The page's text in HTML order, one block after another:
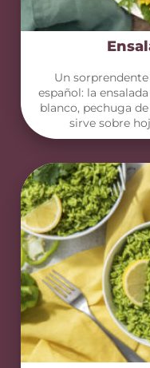
Un
español: la
blanco, pechuga
sirve sobre